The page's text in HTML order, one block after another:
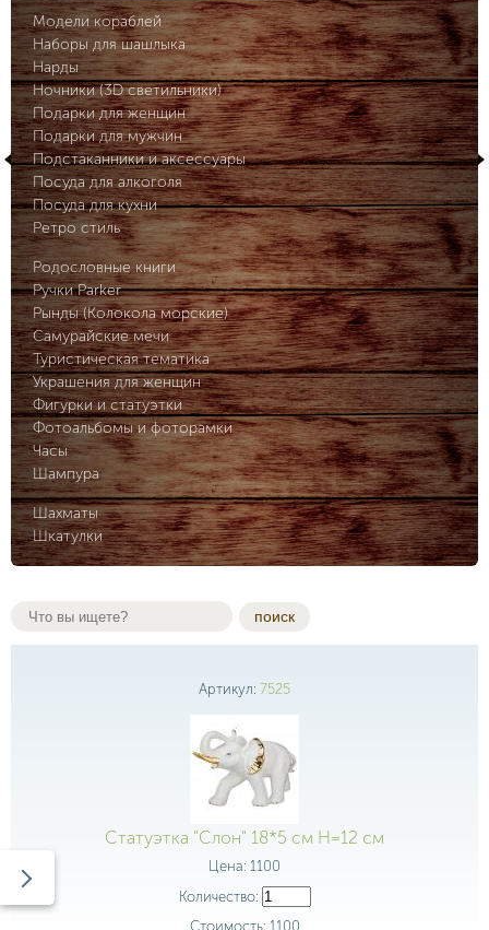
Модели кораблей
Наборы для шашлыка
Нарды
Ночники (3D светильники)
Подарки для женщин
Подарки для мужчин
Подстаканники и аксессуары
Посуда для алкоголя
Посуда для кухни
Ретро стиль
Родословные книги
Ручки Parker
Рынды (Колокола морские)
Самурайские мечи
Туристическая тематика
Украшения для женщин
Фигурки и статуэтки
Фотоальбомы и фоторамки
Часы
Шампура
Шахматы
Шкатулки
поиск
Артикул: 7525
Статуэтка "Слон" 18*5 см Н=12 см
Цена: 1100
Количество:
Стоимость: 1100